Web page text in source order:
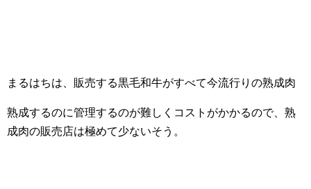
まるはちは、販売する黒毛和牛がすべて今流行りの熟成肉
熟成するのに管理するのが難しくコストがかかるので、熟
成肉の販売店は極めて少ないそう。